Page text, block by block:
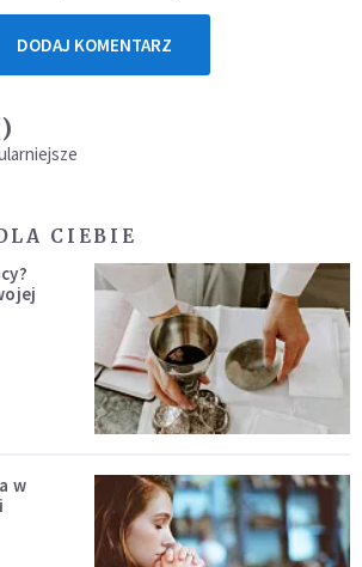
DODAJ KOMENTARZ
)
CIEBIE
w